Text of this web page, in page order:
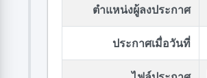
ตำแหน่งผู้ลงประกาศ
ประกาศเมื่อวันที่